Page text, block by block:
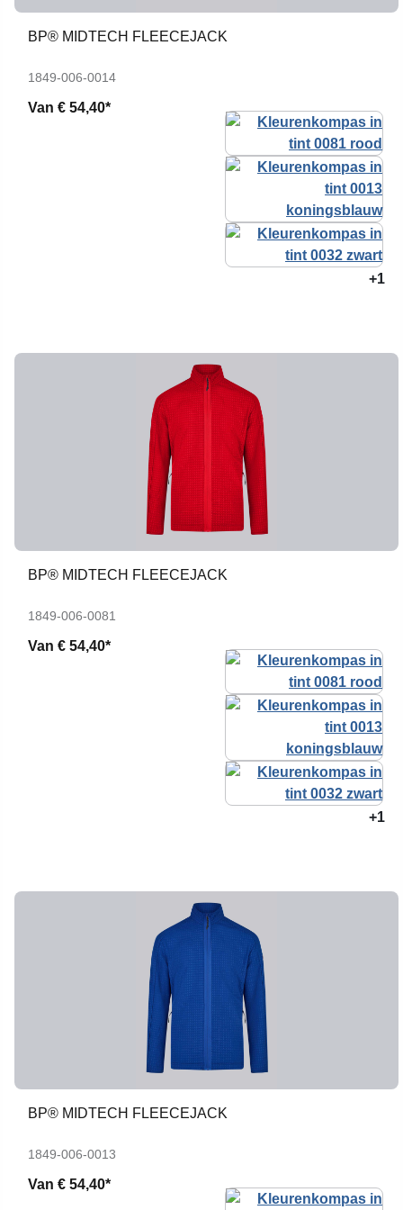
BP® MIDTECH FLEECEJACK
1849-006-0014
Van € 54,40*
+1
BP® MIDTECH FLEECEJACK
1849-006-0081
Van € 54,40*
+1
BP® MIDTECH FLEECEJACK
1849-006-0013
Van € 54,40*